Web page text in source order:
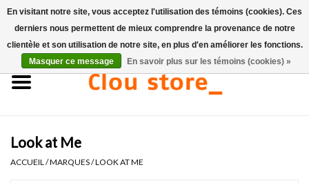
Accueil
Ensembles de lave-mains
Look at Me
ACCUEIL /MARQUES/LOOK AT ME
En visitant notre site, vous acceptez l'utilisation des témoins (cookies). Ces
derniers nous permettent de mieux comprendre la provenance de notre
clientèle et son utilisation de notre site, en plus d'en améliorer les fonctions.
Masquer ce message
En savoir plus sur les témoins (cookies) »